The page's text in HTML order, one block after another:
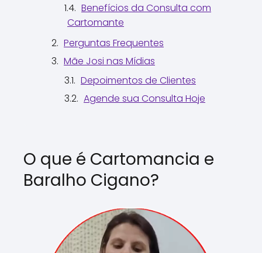
Benefícios da Consulta com
Cartomante
Perguntas Frequentes
Mãe Josi nas Mídias
Depoimentos de Clientes
Agende sua Consulta Hoje
O que é Cartomancia e
Baralho Cigano?